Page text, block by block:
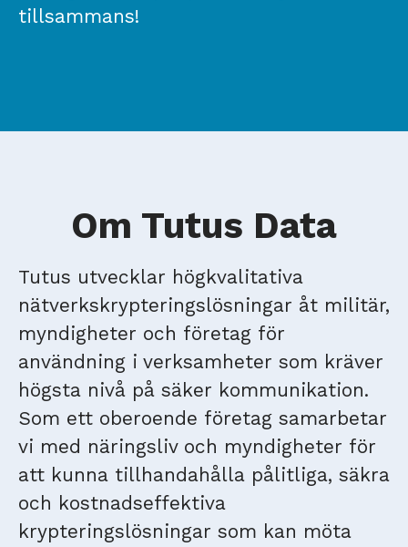
tillsammans!
Om Tutus Data
Tutus utvecklar högkvalitativa
nätverkskrypteringslösningar åt militär,
myndigheter och företag för
användning i verksamheter som kräver
högsta nivå på säker kommunikation.
Som ett oberoende företag samarbetar
vi med näringsliv och myndigheter för
att kunna tillhandahålla pålitliga, säkra
och kostnadseffektiva
krypteringslösningar som kan möta